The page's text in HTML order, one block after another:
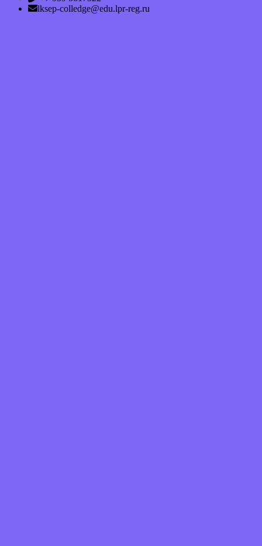
lksep-colledge@edu.lpr-reg.ru